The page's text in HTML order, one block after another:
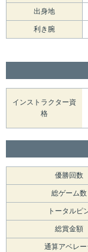
出身地
利き腕
インストラクター資
格
優勝回数
総ゲーム数
トータルピ
総賞金額
通算アベレー